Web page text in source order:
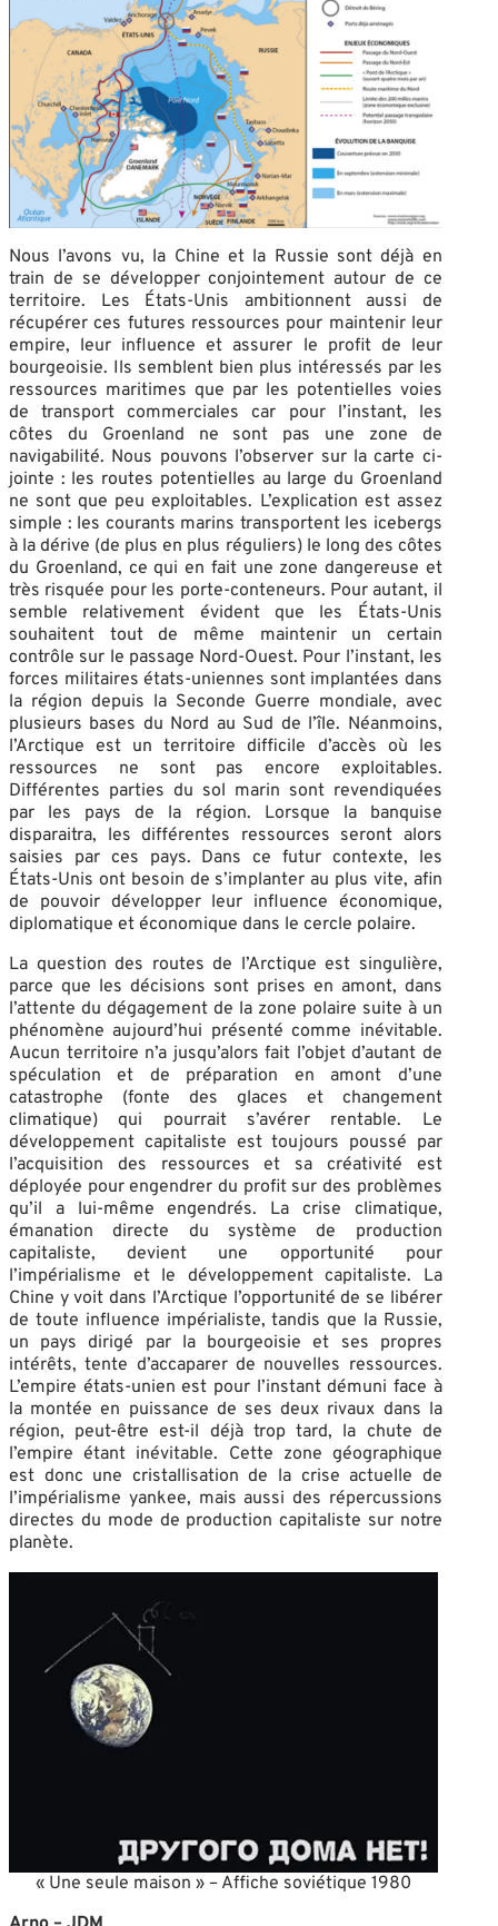
Nous l’avons vu, la Chine et la Russie sont déjà en
train de se développer conjointement autour de ce
territoire. Les États-Unis ambitionnent aussi de
récupérer ces futures ressources pour maintenir leur
empire, leur influence et assurer le profit de leur
bourgeoisie. Ils semblent bien plus intéressés par les
ressources maritimes que par les potentielles voies
de transport commerciales car pour l’instant, les
côtes du Groenland ne sont pas une zone de
navigabilité. Nous pouvons l’observer sur la carte ci-
jointe : les routes potentielles au large du Groenland
ne sont que peu exploitables. L’explication est assez
simple : les courants marins transportent les icebergs
à la dérive (de plus en plus réguliers) le long des côtes
du Groenland, ce qui en fait une zone dangereuse et
très risquée pour les porte-conteneurs. Pour autant, il
semble relativement évident que les États-Unis
souhaitent tout de même maintenir un certain
contrôle sur le passage Nord-Ouest. Pour l’instant, les
forces militaires états-uniennes sont implantées dans
la région depuis la Seconde Guerre mondiale, avec
plusieurs bases du Nord au Sud de l’île. Néanmoins,
l’Arctique est un territoire difficile d’accès où les
ressources ne sont pas encore exploitables.
Différentes parties du sol marin sont revendiquées
par les pays de la région. Lorsque la banquise
disparaitra, les différentes ressources seront alors
saisies par ces pays. Dans ce futur contexte, les
États-Unis ont besoin de s’implanter au plus vite, afin
de pouvoir développer leur influence économique,
diplomatique et économique dans le cercle polaire.
La question des routes de l’Arctique est singulière,
parce que les décisions sont prises en amont, dans
l’attente du dégagement de la zone polaire suite à un
phénomène aujourd’hui présenté comme inévitable.
Aucun territoire n’a jusqu’alors fait l’objet d’autant de
spéculation et de préparation en amont d’une
catastrophe (fonte des glaces et changement
climatique) qui pourrait s’avérer rentable. Le
développement capitaliste est toujours poussé par
l’acquisition des ressources et sa créativité est
déployée pour engendrer du profit sur des problèmes
qu’il a lui-même engendrés. La crise climatique,
émanation directe du système de production
capitaliste, devient une opportunité pour
l’impérialisme et le développement capitaliste. La
Chine y voit dans l’Arctique l’opportunité de se libérer
de toute influence impérialiste, tandis que la Russie,
un pays dirigé par la bourgeoisie et ses propres
intérêts, tente d’accaparer de nouvelles ressources.
L’empire états-unien est pour l’instant démuni face à
la montée en puissance de ses deux rivaux dans la
région, peut-être est-il déjà trop tard, la chute de
l’empire étant inévitable. Cette zone géographique
est donc une cristallisation de la crise actuelle de
l’impérialisme yankee, mais aussi des répercussions
directes du mode de production capitaliste sur notre
planète.
« Une seule maison » – Affiche soviétique 1980